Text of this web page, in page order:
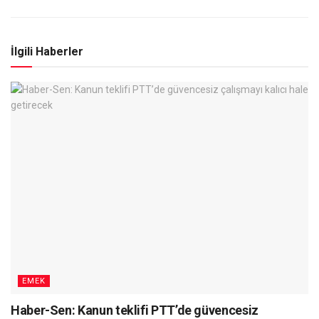
İlgili Haberler
EMEK
Haber-Sen: Kanun teklifi PTT’de güvencesiz